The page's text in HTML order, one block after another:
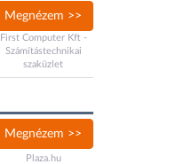
Megnézem >>
First Computer Kft -
Számítástechnikai
szaküzlet
Megnézem >>
Plaza.hu